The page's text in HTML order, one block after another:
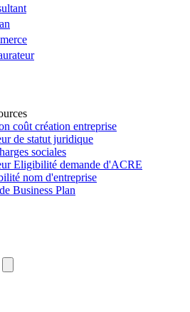
coût création entreprise
de statut juridique
sociales
Eligibilité demande d'ACRE
nom d'entreprise
Business Plan